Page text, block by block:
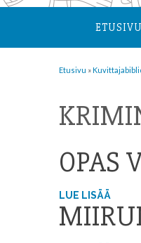
ETUSIVU
Etusivu »
OPAS
LUE LISÄÄ